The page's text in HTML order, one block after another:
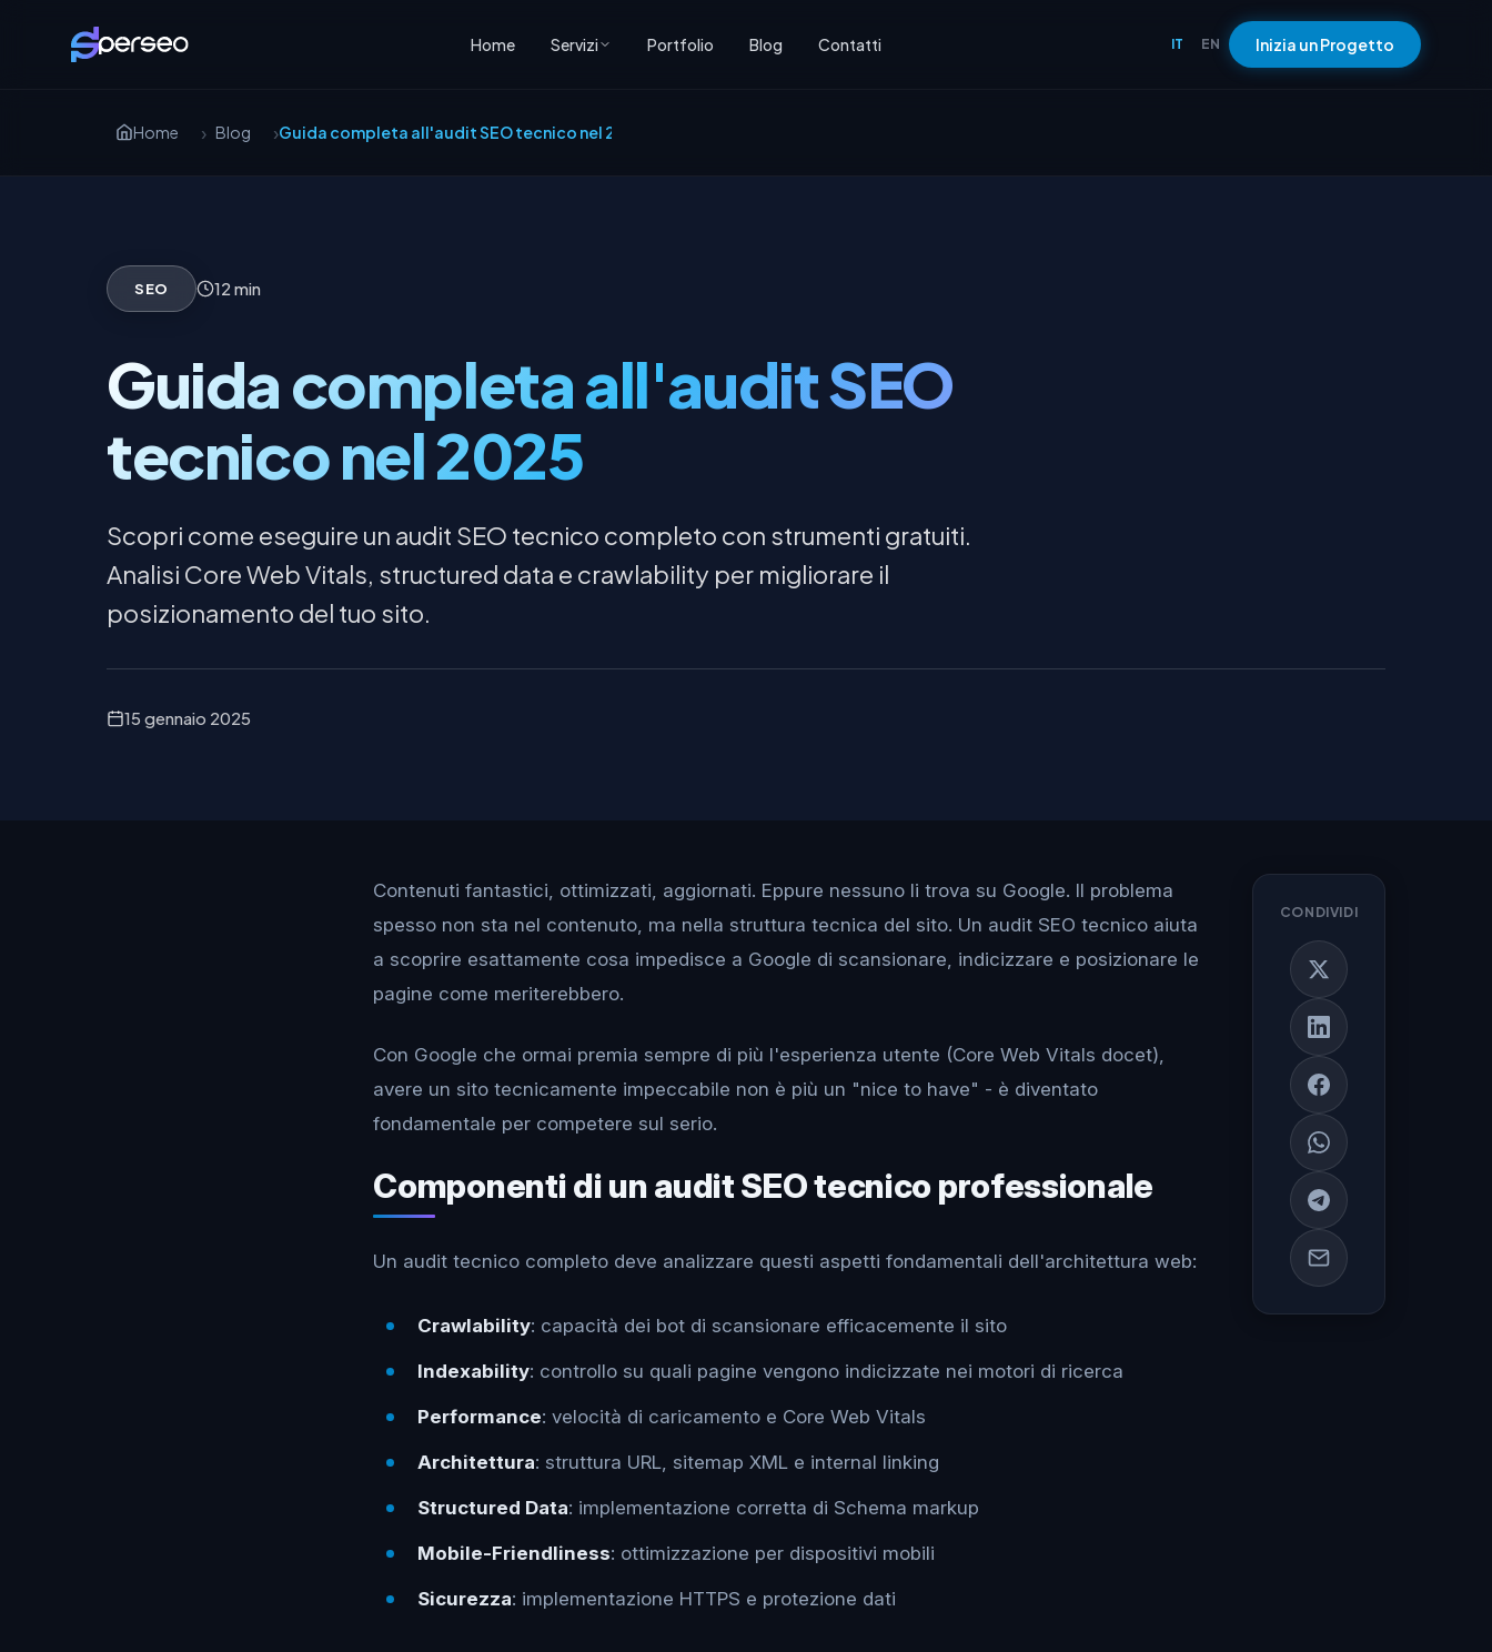
Home Servizi Portfolio Blog Contatti IT EN Inizia un Progetto
Home Blog Guida completa all'audit SEO tecnico nel 2025
SEO 12 min
Guida completa all'audit SEO
tecnico nel 2025
Scopri come eseguire un audit SEO tecnico completo con strumenti gratuiti.
Analisi Core Web Vitals, structured data e crawlability per migliorare il
posizionamento del tuo sito.
15 gennaio 2025
Contenuti fantastici, ottimizzati, aggiornati. Eppure nessuno li trova su Google. Il problema
spesso non sta nel contenuto, ma nella struttura tecnica del sito. Un audit SEO tecnico aiuta
a scoprire esattamente cosa impedisce a Google di scansionare, indicizzare e posizionare le
pagine come meriterebbero.
Con Google che ormai premia sempre di più l'esperienza utente (Core Web Vitals docet),
avere un sito tecnicamente impeccabile non è più un "nice to have" - è diventato
fondamentale per competere sul serio.
Componenti di un audit SEO tecnico professionale
Un audit tecnico completo deve analizzare questi aspetti fondamentali dell'architettura web:
Crawlability: capacità dei bot di scansionare efficacemente il sito
Indexability: controllo su quali pagine vengono indicizzate nei motori di ricerca
Performance: velocità di caricamento e Core Web Vitals
Architettura: struttura URL, sitemap XML e internal linking
Structured Data: implementazione corretta di Schema markup
Mobile-Friendliness: ottimizzazione per dispositivi mobili
Sicurezza: implementazione HTTPS e protezione dati
CONDIVIDI